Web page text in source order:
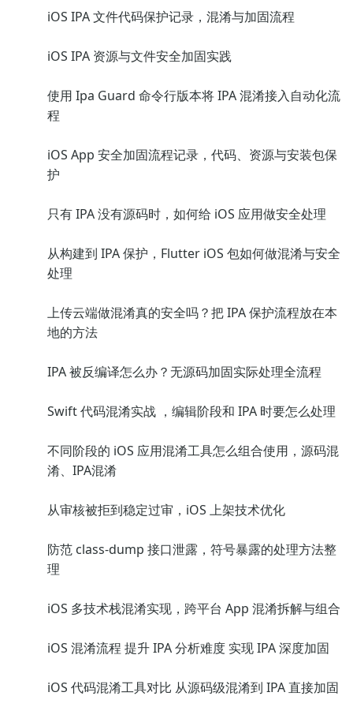
iOS IPA 文件代码保护记录，混淆与加固流程
iOS IPA 资源与文件安全加固实践
使用 Ipa Guard 命令行版本将 IPA 混淆接入自动化流
程
iOS App 安全加固流程记录，代码、资源与安装包保
护
只有 IPA 没有源码时，如何给 iOS 应用做安全处理
从构建到 IPA 保护，Flutter iOS 包如何做混淆与安全
处理
上传云端做混淆真的安全吗？把 IPA 保护流程放在本
地的方法
IPA 被反编译怎么办？无源码加固实际处理全流程
Swift 代码混淆实战 ，编辑阶段和 IPA 时要怎么处理
不同阶段的 iOS 应用混淆工具怎么组合使用，源码混
淆、IPA混淆
从审核被拒到稳定过审，iOS 上架技术优化
防范 class-dump 接口泄露，符号暴露的处理方法整
理
iOS 多技术栈混淆实现，跨平台 App 混淆拆解与组合
iOS 混淆流程 提升 IPA 分析难度 实现 IPA 深度加固
iOS 代码混淆工具对比 从源码级混淆到 IPA 直接加固